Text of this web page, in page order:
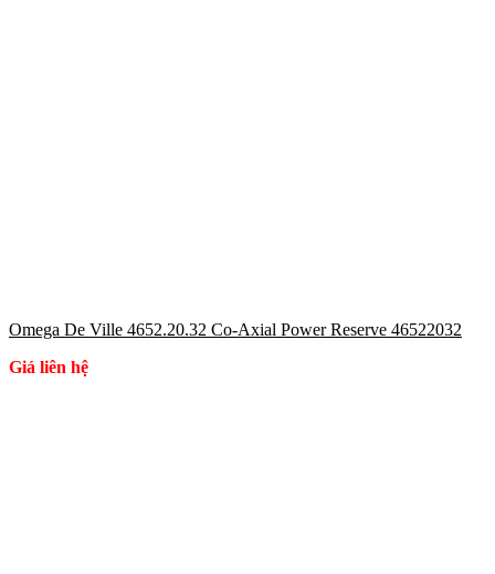
Omega De Ville 4652.20.32 Co-Axial Power Reserve 46522032
Giá liên hệ